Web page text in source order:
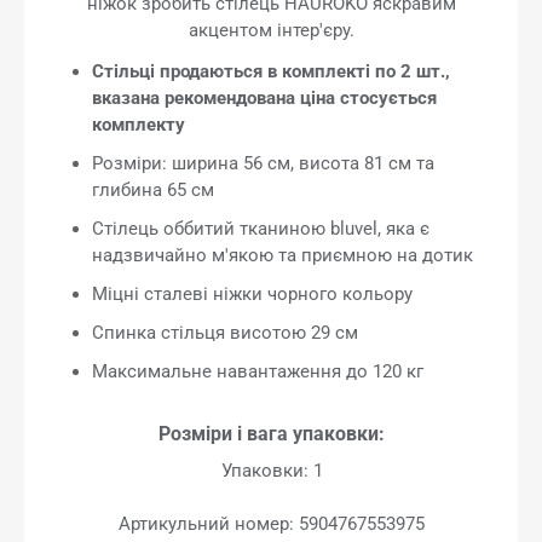
акцентом інтер'єру.
Стільці продаються в комплекті по 2 шт.,
вказана рекомендована ціна стосується
комплекту
Розміри: ширина 56 см, висота 81 см та
глибина 65 см
Стілець оббитий тканиною bluvel, яка є
надзвичайно м'якою та приємною на дотик
Міцні сталеві ніжки чорного кольору
Спинка стільця висотою 29 см
Максимальне навантаження до 120 кг
Розміри і вага упаковки:
Упаковки: 1
Артикульний номер: 5904767553975